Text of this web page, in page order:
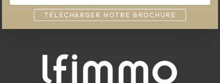
TÉLÉCHARGER NOTRE BROCHURE